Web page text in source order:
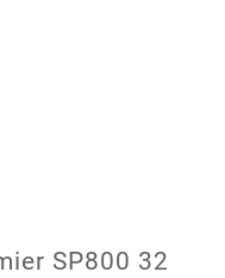
SP800 32